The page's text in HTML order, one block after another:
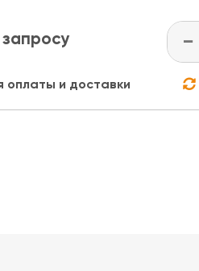
-
оплаты и доставки